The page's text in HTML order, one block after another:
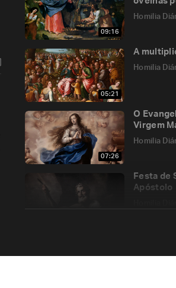
09:16
Homilia
05:21
A
Homilia
07:26
O
Virgem
Homilia
Festa de
Apóstolo